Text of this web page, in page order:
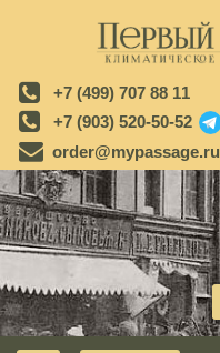
+7 (499) 707 88 11
+7 (903) 520-50-52
order@mypassage.ru